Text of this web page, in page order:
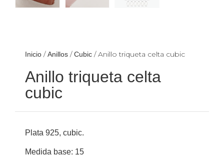
Inicio /Anillos /Cubic / Anillo triqueta celta cubic
Anillo triqueta celta
cubic
Plata 925, cubic.
Medida base: 15